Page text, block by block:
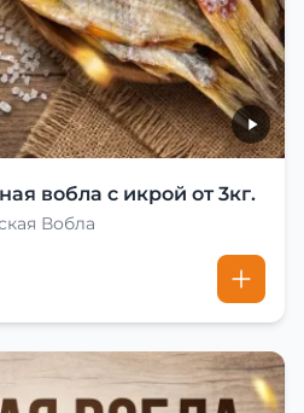
вобла с икрой от 3кг.
Вобла